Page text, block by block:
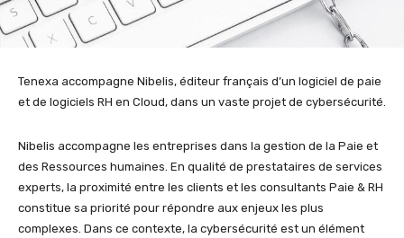
Tenexa accompagne Nibelis, éditeur français d’un logiciel de paie
et de logiciels RH en Cloud, dans un vaste projet de cybersécurité.
Nibelis accompagne les entreprises dans la gestion de la Paie et
des Ressources humaines. En qualité de prestataires de services
experts, la proximité entre les clients et les consultants Paie & RH
constitue sa priorité pour répondre aux enjeux les plus
complexes. Dans ce contexte, la cybersécurité est un élément